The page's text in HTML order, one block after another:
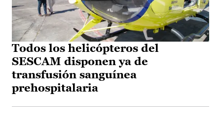
Todos los helicópteros del
SESCAM disponen ya de
transfusión sanguínea
prehospitalaria